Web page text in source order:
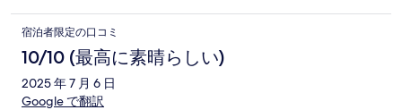
宿泊者限定の口コミ
10/10 (最高に素晴らしい)
2025 年 7 月 6 日
Google で翻訳